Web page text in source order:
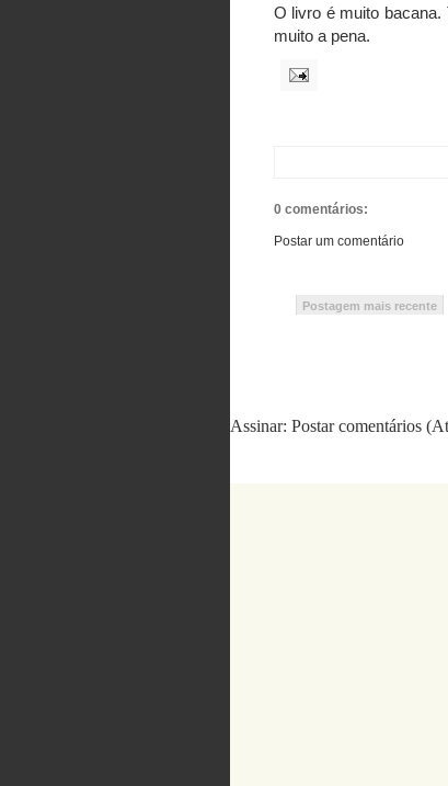
O livro é muito bacana.
muito a pena.
0 comentários:
Postar um comentário
Postagem mais recente
Assinar: Postar comentários